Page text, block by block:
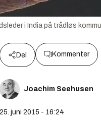
i India på trådløs
Del Kommenter
Joachim Seehusen
25. juni 2015 - 16:24